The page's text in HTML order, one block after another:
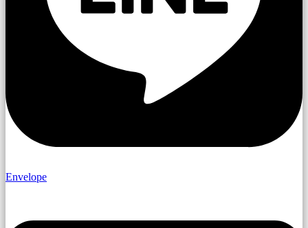
Envelope